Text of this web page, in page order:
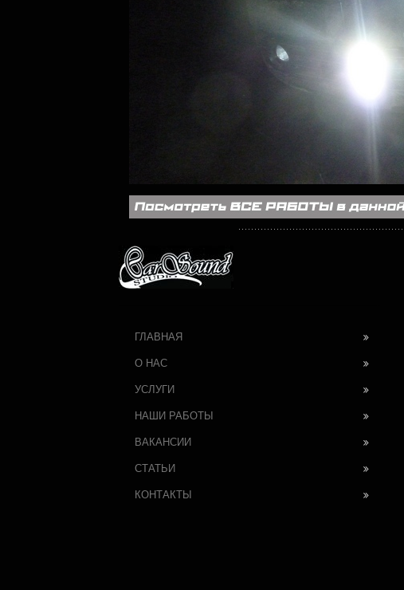
ГЛАВНАЯ
О НАС
УСЛУГИ
НАШИ РАБОТЫ
ВАКАНСИИ
СТАТЬИ
КОНТАКТЫ